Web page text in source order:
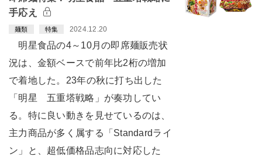
手応え
麺類 特集 2024.12.20
明星食品の4～10月の即席麺販売状
況は、金額ベースで前年比2桁の増加
で着地した。23年の秋に打ち出した
「明星 五重塔戦略」が奏功してい
る。特に良い動きを見せているのは、
主力商品が多く属する「Standardライ
ン」と、超低価格品志向に対応した